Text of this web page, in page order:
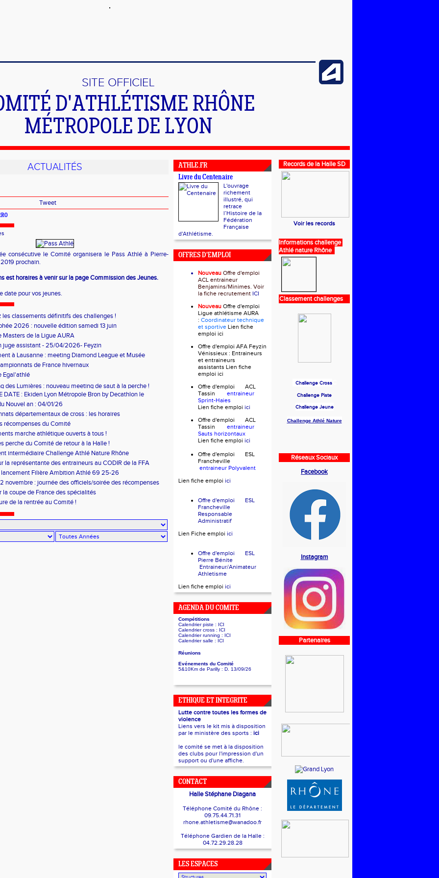
SITE OFFICIEL
D'ATHLÉTISME RHÔNE
MÉTROPOLE DE LYON
ACTUALITÉS
Tweet
consécutive le Comité organisera le Pass Athlé à Pierre-
prochain.
est horaires à venir sur la page Commission des Jeunes.
date pour vos jeunes.
les classements définitifs des challenges !
2026 : nouvelle édition samedi 13 juin
Masters de la Ligue AURA
juge assistant - 25/04/2026- Feyzin
à Lausanne : meeting Diamond League et Musée
de France hivernaux
Egal'athlé
des Lumières : nouveau meeting de saut à la perche !
DATE : Ekiden Lyon Métropole Bron by Decathlon le
Nouvel an : 04/01/26
départementaux de cross : les horaires
récompenses du Comité
marche athlétique ouverts à tous !
perche du Comité de retour à la Halle !
intermédiaire Challenge Athlé Nature Rhône
la représentante des entraineurs au CODIR de la FFA
lancement Filière Ambition Athlé 69 25-26
novembre : journée des officiels/soirée des récompenses
la coupe de France des spécialités
de la rentrée au Comité !
ATHLE.FR
Livre du Centenaire
L'ouvrage
richement
illustré, qui
retrace
l’Histoire de la
Fédération
Française
d'Athlétisme.
OFFRES D'EMPLOI
Nouveau Offre d'emploi
ACL entraineur
Benjamins/Minimes. Voir
la fiche recrutement ICI
Nouveau Offre d'emploi
Ligue athlétisme AURA
: Coordinateur technique
et sportive Lien fiche
emploi ici
Offre d'emploi AFA Feyzin
Vénissieux : Entraineurs
et entraineurs
assistants Lien fiche
emploi ici
Offre d'emploi ACL
Tassin entraineur
Sprint-Haies
Lien fiche emploi ici
Offre d'emploi ACL
Tassin entraineur
Sauts horizontaux
Lien fiche emploi ici
Offre d'emploi ESL
Francheville
entraineur Polyvalent
Lien fiche emploi ici
Offre d'emploi ESL
Francheville
Responsable
Administratif
Lien Fiche emploi ici
Offre d'emploi ESL
Pierre Bénite
Entraineur/Animateur
Athletisme
Lien fiche emploi ici
AGENDA DU COMITE
Compétitions
Calendrier piste : ICI
Calendrier cross : ICI
Calendrier running : ICI
Calendrier salle : ICI
Réunions
Evénements du Comité
5&10Km de Parilly : D. 13/09/26
ETHIQUE ET INTEGRITE
Lutte contre toutes les formes de
violence
Liens vers le kit mis à disposition
par le ministère des sports : ici
le comité se met à la disposition
des clubs pour l'impression d'un
support ou d'une affiche.
CONTACT
Halle Stéphane Diagana
Téléphone Comité du Rhône :
09.75.44.71.31
rhone.athletisme@wanadoo.fr
Téléphone Gardien de la Halle :
04.72.29.28.28
LES ESPACES
Records de la Halle SD
Voir les records
Informations challenge
Athlé nature Rhône
Classement challenges
Challenge CrossC
Challenge Piste
Challenge Jeune
Challenge Athlé Nature
Réseaux Sociaux
Facebook
Instagram
Partenaires